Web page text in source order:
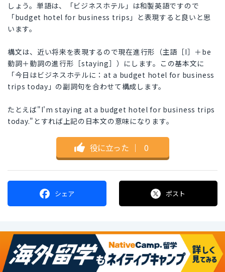
しょう。単語は、「ビジネスホテル」は和製英語ですので
「budget hotel for business trips」と表現すると良いと思
います。
構文は、近い将来を表現するので現在進行形（主語［I］＋be
動詞＋動詞の進行形［staying］）にします。この基本文に
「今日はビジネスホテルに：at a budget hotel for business
trips today」の副詞句を合わせて構成します。
たとえば"I'm staying at a budget hotel for business trips
today."とすれば上記の日本文の意味になります。
役に立った ｜ 0
シェア ポスト